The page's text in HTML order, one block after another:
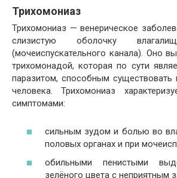
Трихомониаз
Трихомониаз — венерическое
слизистую оболочку
(мочеиспускательного канала). Оно
трихомонадой, которая по сути
паразитом, способным существовать
человека. Трихомониаз
симптомами:
сильным зудом и болью во
половых органах и при
обильными пенистыми
зелёного цвета с неприятным